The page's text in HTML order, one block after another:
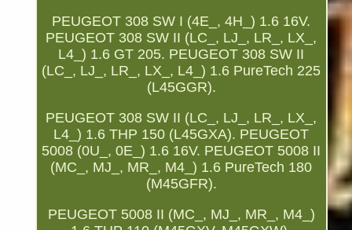
PEUGEOT 308 SW I (4E_, 4H_) 1.6 16V.
PEUGEOT 308 SW II (LC_, LJ_, LR_, LX_,
L4_) 1.6 GT 205. PEUGEOT 308 SW II
(LC_, LJ_, LR_, LX_, L4_) 1.6 PureTech 225
(L45GGR).
PEUGEOT 308 SW II (LC_, LJ_, LR_, LX_,
L4_) 1.6 THP 150 (L45GXA). PEUGEOT
5008 (0U_, 0E_) 1.6 16V. PEUGEOT 5008 II
(MC_, MJ_, MR_, M4_) 1.6 PureTech 180
(M45GFR).
PEUGEOT 5008 II (MC_, MJ_, MR_, M4_)